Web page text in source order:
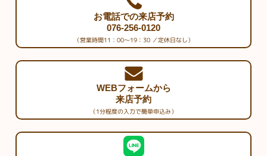
お電話での来店予約
076-256-0120
（営業時間11：00～19：30 ／定休日なし）
WEBフォームから
来店予約
（1分程度の入力で簡単申込み）